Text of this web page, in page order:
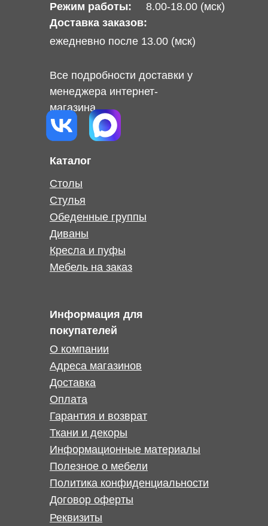
Информация для
покупателей
Каталог
Режим работы:
Доставка заказов:
Все подробности доставки у
менеджера интернет-
магазина
ежедневно после 13.00 (мск)
8.00-18.00 (мск)
Обеденные группы
Мебель на заказ
Кресла и пуфы
Диваны
Стулья
Доставка
Ткани и декоры
Гарантия и возврат
Политика конфиденциальности
Реквизиты
Договор оферты
Полезное о мебели
Информационные материалы
Оплата
Адреса магазинов
О компании
Столы